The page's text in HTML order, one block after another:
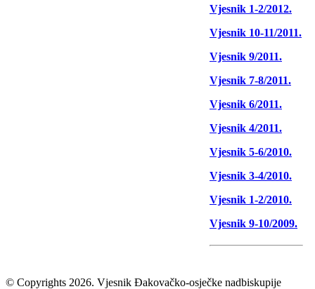
Vjesnik 1-2/2012.
Vjesnik 10-11/2011.
Vjesnik 9/2011.
Vjesnik 7-8/2011.
Vjesnik 6/2011.
Vjesnik 4/2011.
Vjesnik 5-6/2010.
Vjesnik 3-4/2010.
Vjesnik 1-2/2010.
Vjesnik 9-10/2009.
© Copyrights 2026. Vjesnik Đakovačko-osječke nadbiskupije